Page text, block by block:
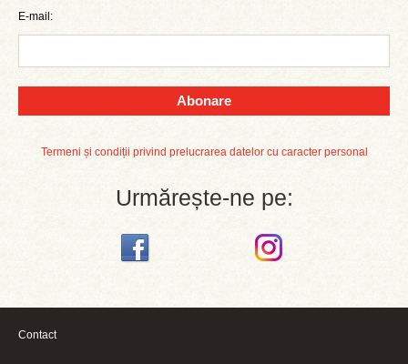
E-mail:
Abonare
Termeni și condiții privind prelucrarea datelor cu caracter personal
Urmărește-ne pe:
Contact